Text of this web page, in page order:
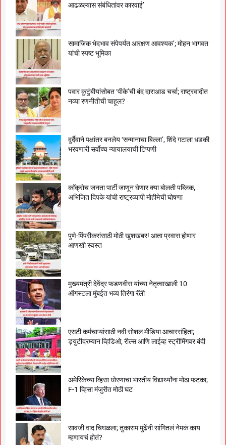
आढळल्यास संबंधितांवर कारवाई’
सामाजिक भेदभाव संपेपर्यंत आरक्षण आवश्यक’; मोहन भागवत
यांची स्पष्ट भूमिका
पवार कुटुंबीयांसोबत ‘पीके’ची बंद दाराआड चर्चा; राष्ट्रवादीत
नव्या रणनीतीची चाहूल?
दुर्दैवाने पक्षांतर बनलेय ‘सन्मानाचा बिल्ला’, शिंदे गटाला धडकी
भरवणारी सर्वाेच्च न्यायालयाची टिप्पणी
काॅक्राेच जनता पार्टी जाणून घेणार क्या बाेलती पब्लिक,
अभिजित दिपके यांची राष्ट्रव्यापी माेहीमेची घाेषणा
पुणे-पिंपरीकरांसाठी मोठी खुशखबर! आता प्रवास होणार
आणखी स्वस्त
मुख्यमंत्री देवेंद्र फडणवीस यांच्या नेतृत्वाखाली 10
ऑगस्टला मुंबईत भव्य तिरंगा रॅली
एसटी कर्मचाऱ्यांसाठी नवी सोशल मीडिया आचारसंहिता;
ड्युटीदरम्यान व्हिडिओ, रील्स आणि लाईव्ह स्ट्रीमिंगवर बंदी
अमेरिकेच्या व्हिसा धोरणाचा भारतीय विद्यार्थ्यांना मोठा फटका;
F-1 व्हिसा मंजुरीत मोठी घट
सावजी वाद चिघळला; तुकाराम मुंढेंनी सांगितलं नेमकं काय
म्हणायचं होतं?